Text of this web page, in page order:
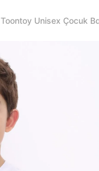
Toontoy Unisex Çocuk